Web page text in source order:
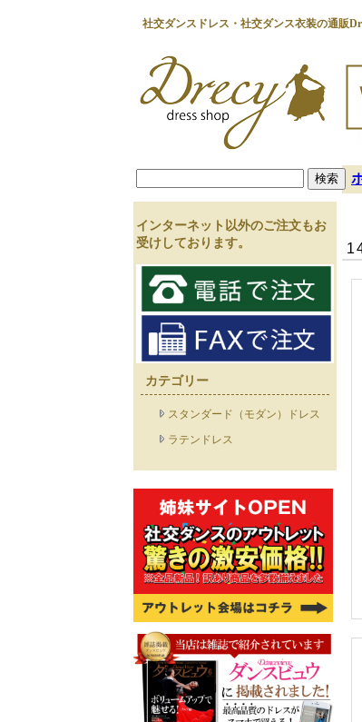
社交ダンスドレス・社交ダンス衣装の通販
インターネット以外のご注文もお
受けしております。
カテゴリー
スタンダード（モダン）ドレス
ラテンドレス